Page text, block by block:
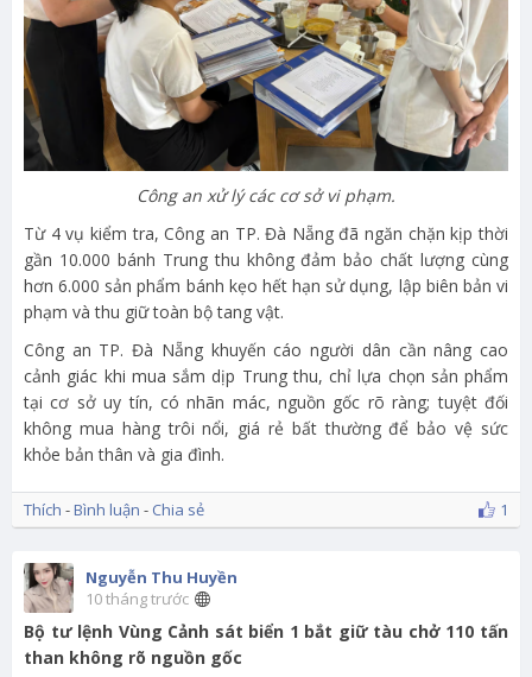
Công an xử lý các cơ sở vi phạm.
Từ 4 vụ kiểm tra, Công an TP. Đà Nẵng đã ngăn chặn kịp thời
gần 10.000 bánh Trung thu không đảm bảo chất lượng cùng
hơn 6.000 sản phẩm bánh kẹo hết hạn sử dụng, lập biên bản vi
phạm và thu giữ toàn bộ tang vật.
Công an TP. Đà Nẵng khuyến cáo người dân cần nâng cao
cảnh giác khi mua sắm dịp Trung thu, chỉ lựa chọn sản phẩm
tại cơ sở uy tín, có nhãn mác, nguồn gốc rõ ràng; tuyệt đối
không mua hàng trôi nổi, giá rẻ bất thường để bảo vệ sức
khỏe bản thân và gia đình.
Thích -Bình luận - Chia sẻ 1
Nguyễn Thu Huyền
10 tháng trước
Bộ tư lệnh Vùng Cảnh sát biển 1 bắt giữ tàu chở 110 tấn
than không rõ nguồn gốc